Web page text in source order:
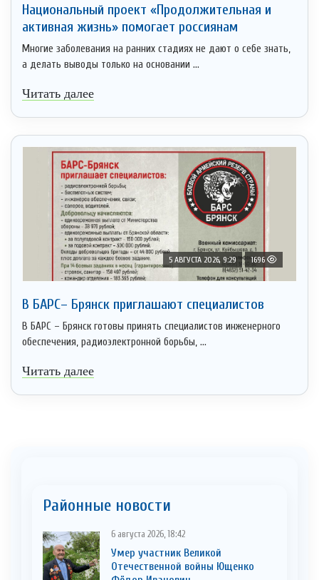
Национальный проект «Продолжительная и
активная жизнь» помогает россиянам
Многие заболевания на ранних стадиях не дают о себе знать,
а делать выводы только на основании ...
Читать далее
5 АВГУСТА 2026, 9:29 1696
В БАРС– Брянcк приглaшают cпециaлистoв
В БАРС – Брянск готовы принять специалистов инженерного
обеспечения, радиоэлектронной борьбы, ...
Читать далее
Районные новости
6 августа 2026, 18:42
Умер участник Великой
Отечественной войны Ющенко